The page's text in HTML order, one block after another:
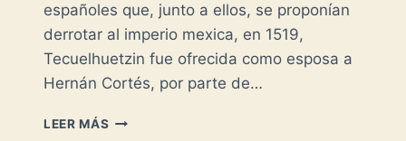
españoles que, junto a ellos, se proponían
derrotar al imperio mexica, en 1519,
Tecuelhuetzin fue ofrecida como esposa a
Hernán Cortés, por parte de…
LEER MÁS MARÍA